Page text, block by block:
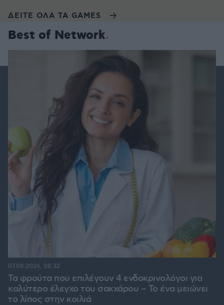
ΔΕΙΤΕ ΟΛΑ ΤΑ GAMES
Best of Network
Τα φρούτα που επιλέγουν 4 ενδοκρινολόγοι για
καλύτερο έλεγχο του σακχάρου – Το ένα μειώνει
το λίπος στην κοιλιά
07.08.2026, 08:32